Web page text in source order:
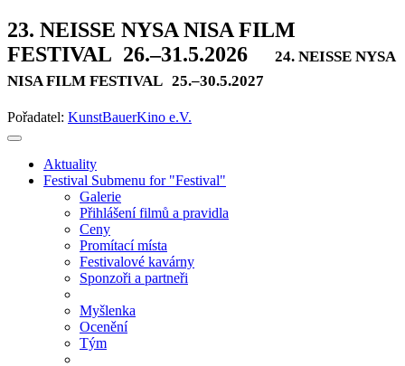
23. NEISSE NYSA NISA FILM
FESTIVAL 26.–31.5.2026
24. NEISSE NYSA
NISA FILM FESTIVAL 25.–30.5.2027
Pořadatel: KunstBauerKino e.V.
Aktuality
Festival Submenu for "Festival"
Galerie
Přihlášení filmů a pravidla
Ceny
Promítací místa
Festivalové kavárny
Sponzoři a partneři
Myšlenka
Ocenění
Tým